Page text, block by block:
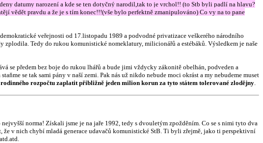
datumy narození a kde se ten dotyčný narodil,tak to je vrchol!! (to Stb byli padlí na hlavu?
vědět pravdu a že je s tím konec!!!(vše bylo perfektně zmanipulováno) Co vy na to pane
veřejnosti od 17.listopadu 1989 a podvodné privatizace veškerého národního
Tedy do rukou komunistické nomeklatury, milicionářů a estébáků. Výsledkem je naše
se předem bez boje do rukou lhářů a bude jimi vždycky zákonitě obelhán, podveden a
se tak sami pány v naší zemi. Pak nás už nikdo nebude moci okrást a my nebudeme muset
rozpočtu zaplatit přibližně jeden milion korun za tyto státem tolerované zlodějny.
norma! Získali jsme je na jaře 1992, tedy s dvouletým zpožděním. Co se s nimi tyto dva
že v nich chybí mladá generace udavačů komunistické StB. Ti byli zřejmě, jako ti perspektivní